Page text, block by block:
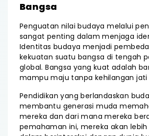
Bangsa
Penguatan nilai budaya melalui
sangat penting dalam menjaga
Identitas budaya menjadi
kekuatan suatu bangsa di tengah
global. Bangsa yang kuat adalah
mampu maju tanpa kehilangan jati
Pendidikan yang berlandaskan
membantu generasi muda
mereka dan dari mana mereka
pemahaman ini, mereka akan